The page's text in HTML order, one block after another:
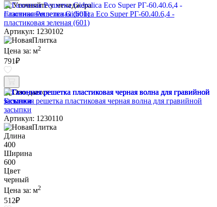
Уточняйте у менеджера
Газонная Решетка Gidrolica Eco Super РГ-60.40.6,4 -
пластиковая зеленая (601)
Артикул: 1230102
Цена за: м2
791₽
Ожидается
Газонная решетка пластиковая черная волна для гравийной
засыпки
Артикул: 1230110
Длина
400
Ширина
600
Цвет
черный
Цена за: м2
512₽